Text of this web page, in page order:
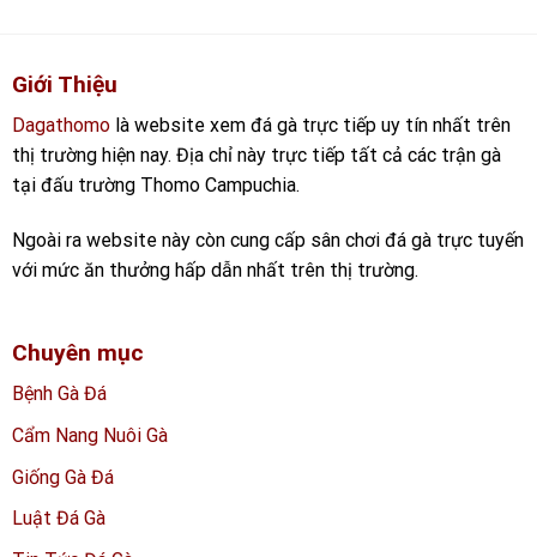
Giới Thiệu
Dagathomo là website xem đá gà trực tiếp uy tín nhất trên
thị trường hiện nay. Địa chỉ này trực tiếp tất cả các trận gà
tại đấu trường Thomo Campuchia.
Ngoài ra website này còn cung cấp sân chơi đá gà trực tuyến
với mức ăn thưởng hấp dẫn nhất trên thị trường.
Chuyên mục
Bệnh Gà Đá
Cẩm Nang Nuôi Gà
Giống Gà Đá
Luật Đá Gà